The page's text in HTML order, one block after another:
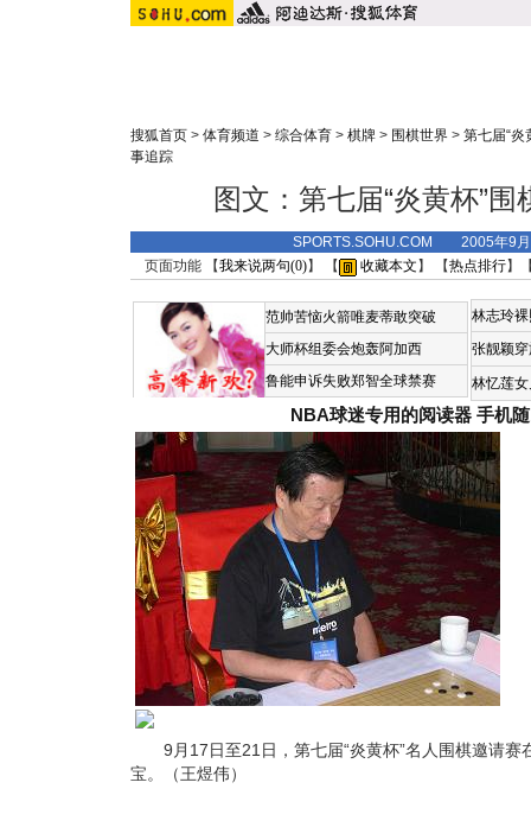
搜狐首页 > 体育频道 > 综合体育 > 棋牌 > 围棋世界 > 第七届“炎
事追踪
图文：第七届“炎黄杯”
SPORTS.SOHU.COM 2005年9
页面功能 【我来说两句(0)】 【 收藏本文 】 【热点排行】
范帅苦恼火箭唯麦蒂敢突破
大师杯组委会炮轰阿加西
鲁能申诉失败郑智全球禁赛
林志玲
张靓颖
林忆莲
NBA球迷专用的阅读器 手机
9月17日至21日，第七届“炎黄杯”名人围棋邀请赛
宝。（王煜伟）